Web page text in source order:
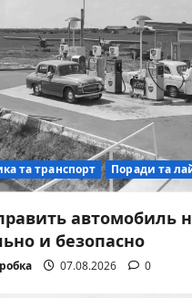
та транспорт Поради та
автомобиль
и безопасно
07.08.2026 0